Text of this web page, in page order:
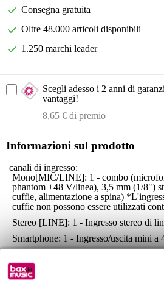
Consegna gratuita
Oltre 48.000 articoli disponibili
1.250 marchi leader
Scegli adesso i 2 anni di
vantaggi!
8,65 € di premio
Informazioni sul prodotto
canali di ingresso:
Mono[MIC/LINE]: 1 - combo
phantom +48 V/linea), 3,5 mm (1/8")
cuffie, alimentazione a spina)
cuffie non possono essere utilizzati
Stereo [LINE]: 1 - Ingresso stereo di
Smartphone: 1 - Ingresso/uscita mini a
Cuffie: 1 - cuffie / auricolari *Non
contemporaneamente